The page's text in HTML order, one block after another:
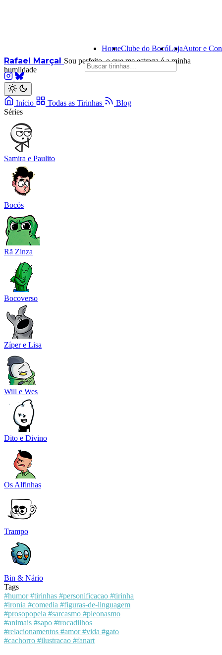
Rafael Marçal Sou perfeito, o que me estraga é a minha
humildade
HomeClube do BocóLojaAutor e
Início Todas as Tirinhas
Blog
Séries
Samira e Paulito
Bocós
Rã Zinza
Bocoverso
Zíper e Lisa
Will e Wes
Dito e Divino
Os Alfinhas
Trampo
Bin & Nário
Tags
#humor#tirinhas #personificacao #tirinha
#ironia #comedia #figuras-de-linguagem
#prosopopeia #sarcasmo #pleonasmo
#animais #sapo #trocadilhos
#relacionamentos #amor#vida #gato
#cachorro #ilustracao #fanart